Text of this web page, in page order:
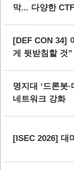
막... 다양한
[DEF CON 34]
게 뒷받침할 것”
명지대 ‘드론봇
네트워크 강화
[ISEC 2026] 대